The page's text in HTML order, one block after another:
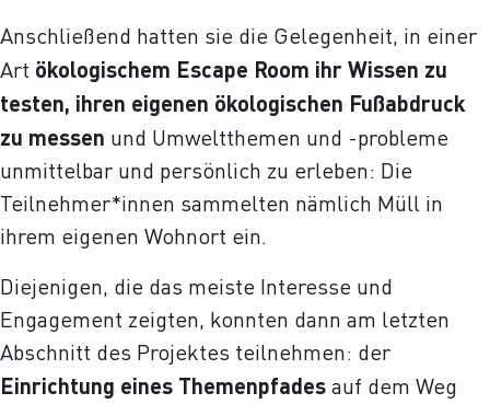
Anschließend hatten sie die Gelegenheit, in einer
Art ökologischem Escape Room ihr Wissen zu
testen, ihren eigenen ökologischen Fußabdruck
zu messen und Umweltthemen und -probleme
unmittelbar und persönlich zu erleben: Die
Teilnehmer*innen sammelten nämlich Müll in
ihrem eigenen Wohnort ein.
Diejenigen, die das meiste Interesse und
Engagement zeigten, konnten dann am letzten
Abschnitt des Projektes teilnehmen: der
Einrichtung eines Themenpfades auf dem Weg